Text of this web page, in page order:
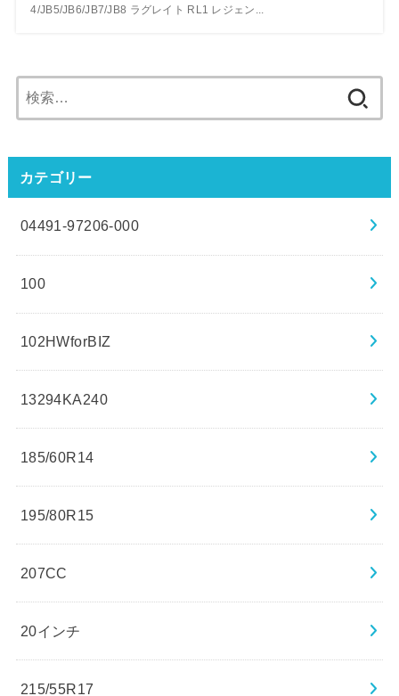
4/JB5/JB6/JB7/JB8 ラグレイト RL1 レジェン...
索:
カテゴリー
04491-97206-000
100
102HWforBIZ
13294KA240
185/60R14
195/80R15
207CC
20インチ
215/55R17